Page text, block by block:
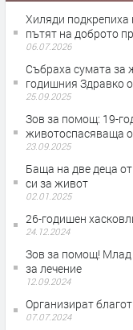
Хиляди подкрепиха
пътят на доброто
06.07.2026
Събраха сумата за
годишния Здравко
25.09.2025
Зов за помощ: 19-
животоспасяваща
23.09.2025
Баща на две деца
си за живот
02.01.2025
26-годишен
24.12.2024
Зов за помощ! Млад
за лечение
12.09.2024
Организират
07.07.2024